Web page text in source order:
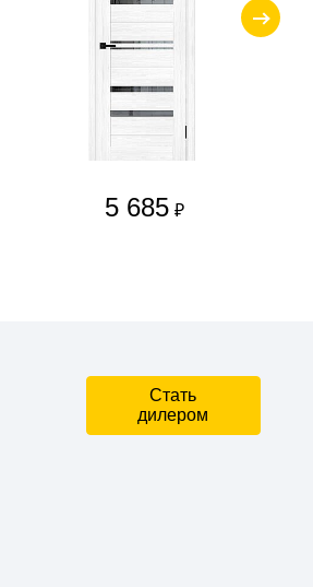
5 685 ₽
Стать
дилером